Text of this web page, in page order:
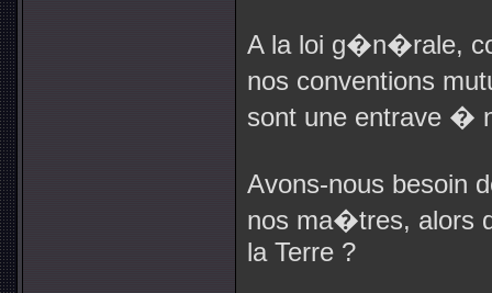
A la loi g�n�rale,
nos conventions
sont une entrave �
Avons-nous besoin
nos ma�tres, alors
la Terre ?